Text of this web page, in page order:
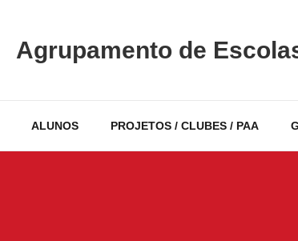
Agrupamento de
ALUNOS PROJETOS / CLUBES / PAA